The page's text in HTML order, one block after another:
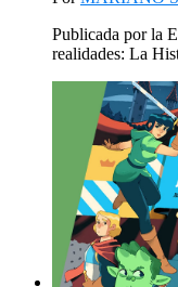
Publicada por la
realidades: La